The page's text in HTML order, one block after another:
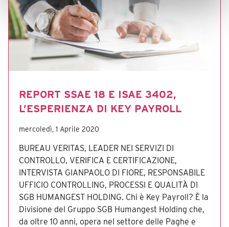
REPORT SSAE 18 E ISAE 3402,
L’ESPERIENZA DI KEY PAYROLL
mercoledì, 1 Aprile 2020
BUREAU VERITAS, LEADER NEI SERVIZI DI
CONTROLLO, VERIFICA E CERTIFICAZIONE,
INTERVISTA GIANPAOLO DI FIORE, RESPONSABILE
UFFICIO CONTROLLING, PROCESSI E QUALITÀ DI
SGB HUMANGEST HOLDING. Chi è Key Payroll? È la
Divisione del Gruppo SGB Humangest Holding che,
da oltre 10 anni, opera nel settore delle Paghe e